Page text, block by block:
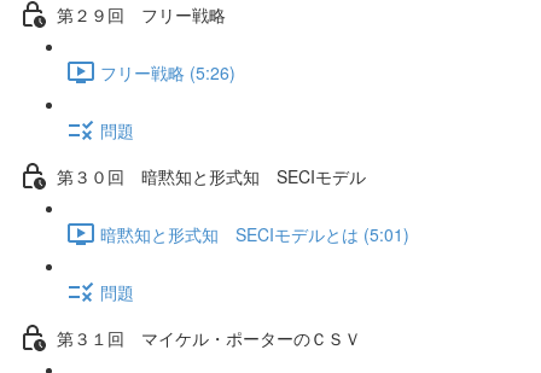
第２９回 フリー戦略
フリー戦略 (5:26)
問題
第３０回 暗黙知と形式知 SECIモデル
暗黙知と形式知 SECIモデルとは (5:01)
問題
第３１回 マイケル・ポーターのＣＳＶ